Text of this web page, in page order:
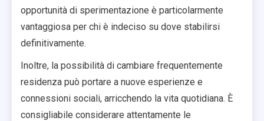
opportunità di sperimentazione è particolarmente
vantaggiosa per chi è indeciso su dove stabilirsi
definitivamente.
Inoltre, la possibilità di cambiare frequentemente
residenza può portare a nuove esperienze e
connessioni sociali, arricchendo la vita quotidiana. È
consigliabile considerare attentamente le